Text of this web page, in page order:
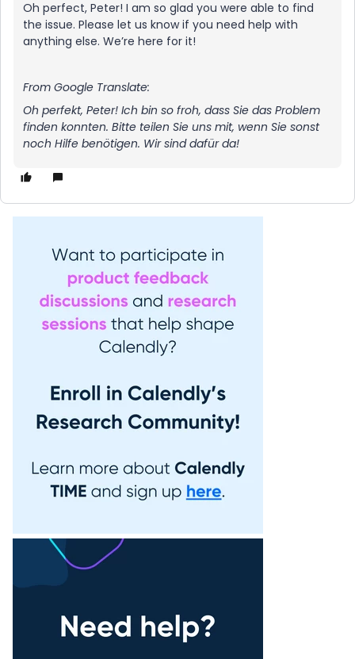
Oh perfect, Peter! I am so glad you were able to find
the issue. Please let us know if you need help with
anything else. We’re here for it!
From Google Translate:
​​​​​​Oh perfekt, Peter! Ich bin so froh, dass Sie das Problem
finden konnten. Bitte teilen Sie uns mit, wenn Sie sonst
noch Hilfe benötigen. Wir sind dafür da!